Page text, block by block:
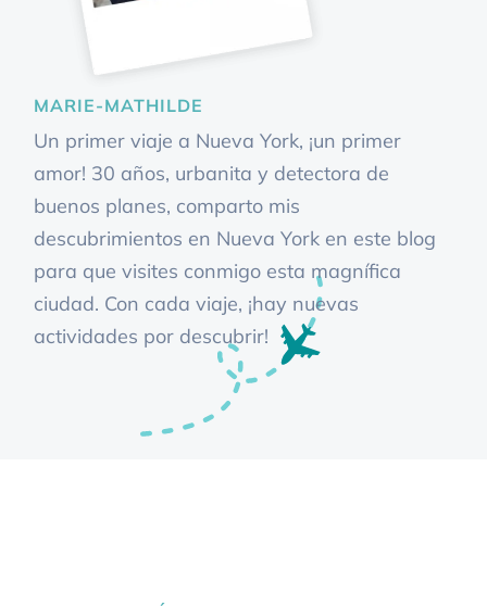
MARIE-MATHILDE
Un primer viaje a Nueva York, ¡un primer
amor! 30 años, urbanita y detectora de
buenos planes, comparto mis
descubrimientos en Nueva York en este blog
para que visites conmigo esta magnífica
ciudad. Con cada viaje, ¡hay nuevas
actividades por descubrir!